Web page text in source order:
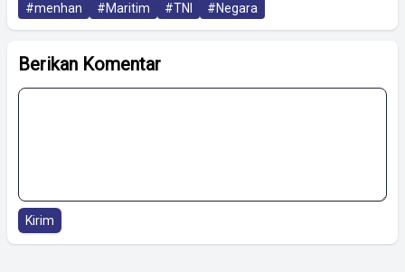
#menhan
#Maritim #TNI #Negara
Berikan Komentar
Kirim